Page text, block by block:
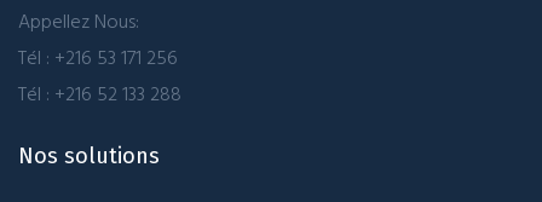
Appellez Nous:
Tél : +216 53 171 256
Tél : +216 52 133 288
Nos solutions